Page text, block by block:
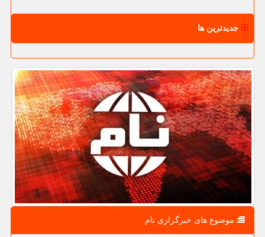
جدیدترین ها
موضوع های خبرگزاری نام